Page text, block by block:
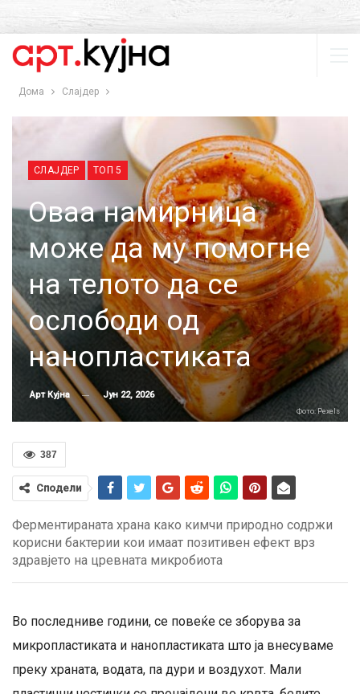
Дома Слајдер
СЛАЈДЕР ТОП 5
Оваа намирница
може да му помогне
на телото да се
ослободи од
нанопластиката
Арт Кујна Јун 22, 2026
Фото: Pexels
387
Сподели
Ферментираната храна како кимчи природно содржи
корисни бактерии кои имаат позитивен ефект врз
здравјето на цревната микробиота
Во последниве години, се повеќе се зборува за
микропластиката и нанопластиката што ја внесуваме
преку храната, водата, па дури и воздухот. Мали